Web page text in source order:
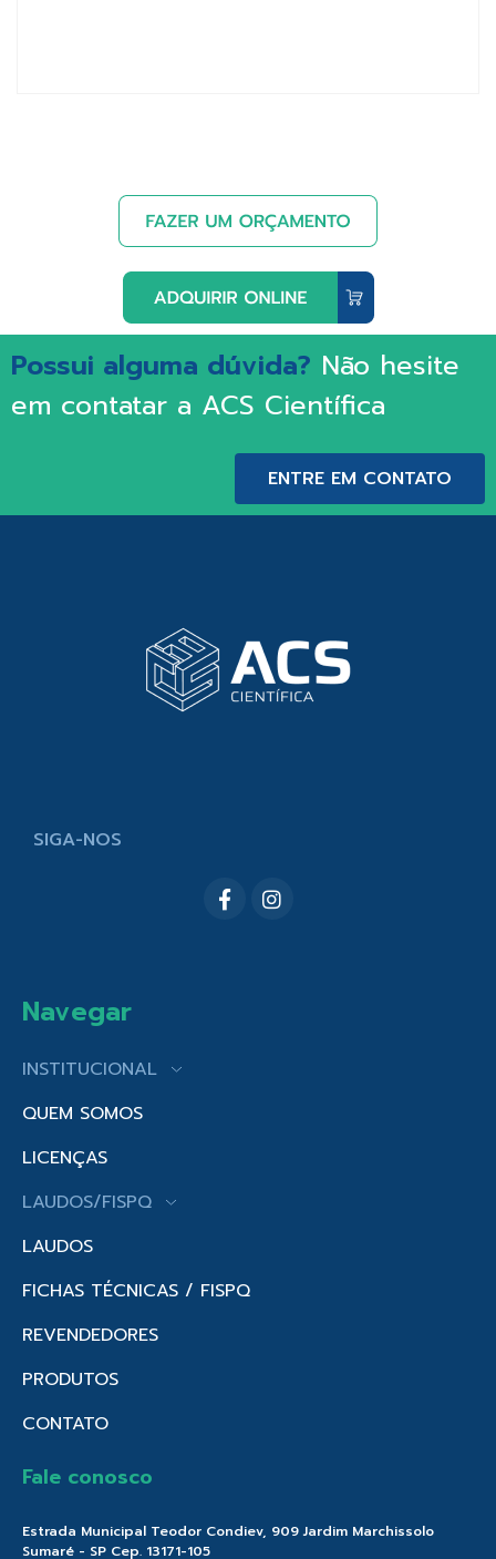
Possui alguma dúvida? Não hesite
em contatar a ACS Científica
ENTRE EM CONTATO
SIGA-NOS
Navegar
INSTITUCIONAL
QUEM SOMOS
LICENÇAS
LAUDOS/FISPQ
LAUDOS
FICHAS TÉCNICAS / FISPQ
REVENDEDORES
PRODUTOS
CONTATO
Fale conosco
Estrada Municipal Teodor Condiev, 909 Jardim Marchissolo
Sumaré - SP Cep. 13171-105